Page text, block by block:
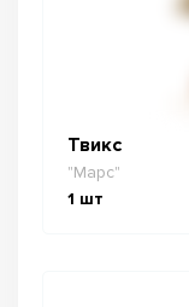
Твикс
"Марс"
1 шт